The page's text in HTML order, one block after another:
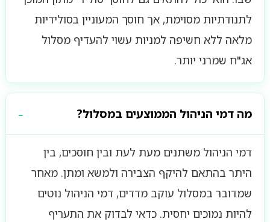
לתנודתיות מסוימת, אך חוסך המעוניין בסולידיות
מלאה ללא חשיפה למניות עשוי להעדיף מסלול
אג"ח שמרני יותר.
מה דמי הניהול הממוצעים במסלול?
דמי הניהול משתנים מעת לעת ובין חוסכים, בין
היתר בהתאם להיקף הצבירה ולמשא ומתן. מאחר
שמדובר במסלול עוקב מדדים, דמי הניהול נוטים
להיות נמוכים יחסית. כדאי לבדוק את התעריף